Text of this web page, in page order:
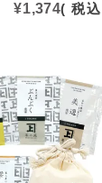
¥1,374 税込